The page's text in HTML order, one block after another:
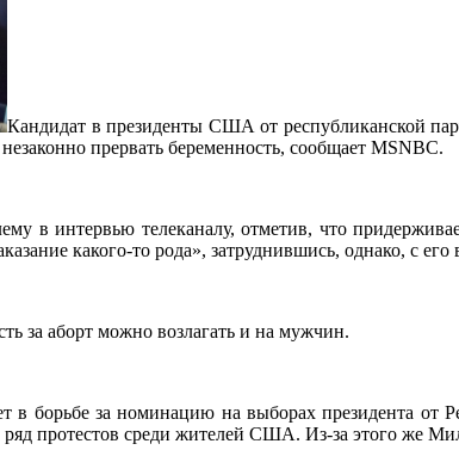
Кандидат в президенты США от республиканской
прервать беременность, сообщает MSNBC.
в интервью телеканалу, отметив, что
какого-то рода», затруднившись, однако, с его
за аборт можно возлагать и на мужчин.
борьбе за номинацию на выборах президента от
протестов среди жителей США. Из-за этого же